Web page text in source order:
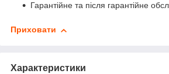
Гарантійне та після гарантійне
Приховати
Характеристики